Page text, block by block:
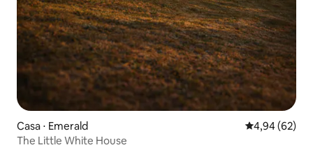
Casa ⋅ Emerald 4,94 de uma
4,94 (62)
The Little White House